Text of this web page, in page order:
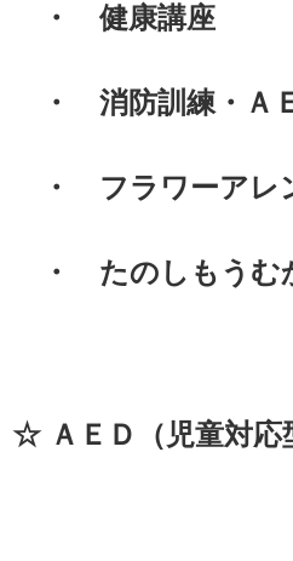
・ 健康講座
・ 消防訓練・Ａ
・ フラワーアレ
・ たのしもうむ
☆ ＡＥＤ（児童対応